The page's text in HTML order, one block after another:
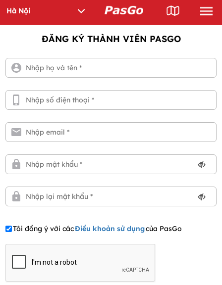
ĐĂNG KÝ THÀNH VIÊN PASGO
Tôi đồng ý với cácĐiều khoản sử dụngcủa PasGo